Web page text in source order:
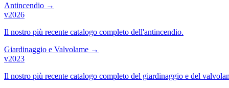
Antincendio →
v2026
Il nostro più recente catalogo completo dell'antincendio.
Giardinaggio e Valvolame →
v2023
Il nostro più recente catalogo completo del giardinaggio e del